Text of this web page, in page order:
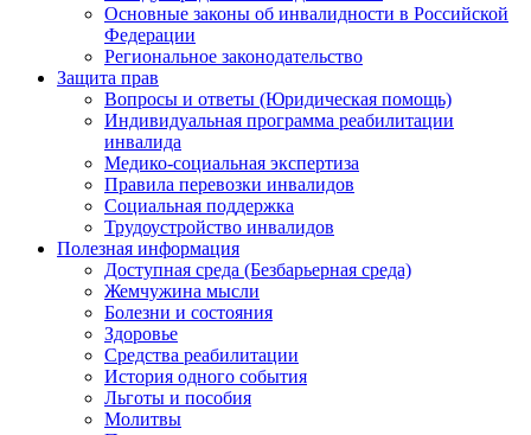
Основные законы об инвалидности в Российской
Федерации
Региональное законодательство
Защита прав
Вопросы и ответы (Юридическая помощь)
Индивидуальная программа реабилитации
инвалида
Медико-социальная экспертиза
Правила перевозки инвалидов
Социальная поддержка
Трудоустройство инвалидов
Полезная информация
Доступная среда (Безбарьерная среда)
Жемчужина мысли
Болезни и состояния
Здоровье
Средства реабилитации
История одного события
Льготы и пособия
Молитвы